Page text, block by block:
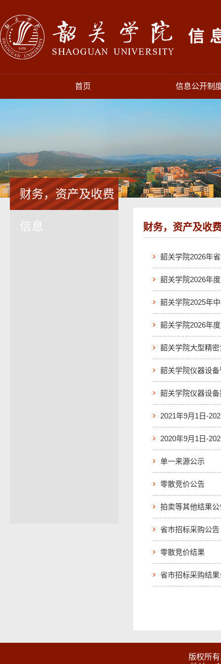
首页 信息公开制
财务，资产及收费
信息 财务，资产及收
韶关学院2026年
韶关学院2026年
韶关学院2025年
韶关学院2026年
韶关学院大型精
韶关学院仪器设
韶关学院仪器设
2021年9月1日-
2020年9月1日-
单一来源公示
零散竞价公告
拍卖等其他结果公
省市招标采购公告
零散竞价结果
省市招标采购结
版权所